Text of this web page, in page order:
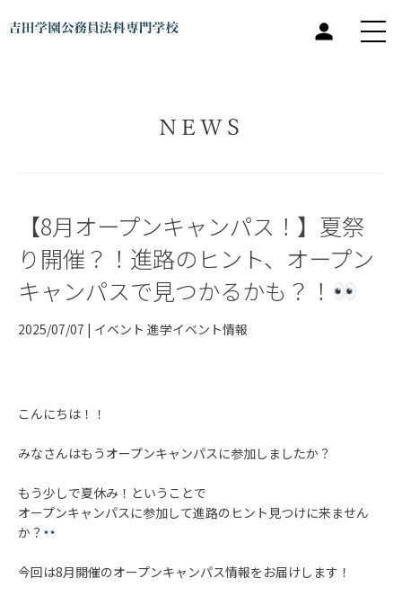
NEWS
【8月オープンキャンパス！】夏祭
り開催？！進路のヒント、オープン
キャンパスで見つかるかも？！
2025/07/07 | イベント 進学イベント情報
こんにちは！！
みなさんはもうオープンキャンパスに参加しましたか？
もう少しで夏休み！ということで
オープンキャンパスに参加して進路のヒント見つけに来ません
か？
今回は8月開催のオープンキャンパス情報をお届けします！